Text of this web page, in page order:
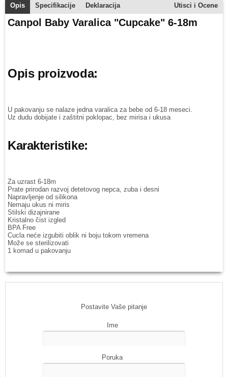
Opis Specifikacije Deklaracija Utisci i Ocene
Canpol Baby Varalica "Cupcake" 6-18m
Opis proizvoda:
U pakovanju se nalaze jedna varalica za bebe od 6-18 meseci.
Uz dudu dobijate i zaštitni poklopac, bez mirisa i ukusa
Karakteristike:
Za uzrast 6-18m
Prate prirodan razvoj detetovog nepca, zuba i desni
Napravljenje od silikona
Nemaju ukus ni miris
Stilski dizajnirane
Kristalno čist izgled
BPA Free
Cucla neće izgubiti oblik ni boju tokom vremena
Može se sterilizovati
1 komad u pakovanju
Postavite Vaše pitanje
Ime
Poruka